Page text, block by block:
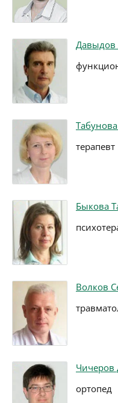
Давыдов
терапевт
Быкова
Волков
Чичеров
ортопед